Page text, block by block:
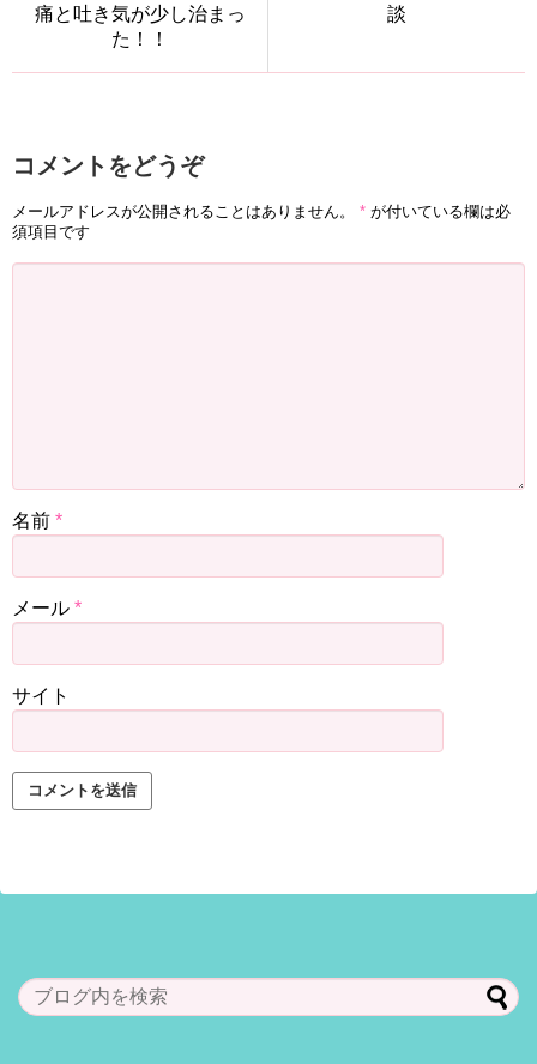
痛と吐き気が少し治まっ
た！！
談
コメントをどうぞ
メールアドレスが公開されることはありません。 * が付いている欄は必
須項目です
名前 *
メール *
サイト